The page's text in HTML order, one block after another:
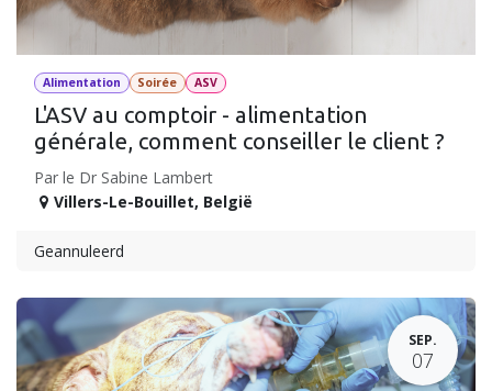
Alimentation Soirée ASV
L'ASV au comptoir - alimentation
générale, comment conseiller le client ?
Par le Dr Sabine Lambert
Villers-Le-Bouillet, België
Geannuleerd
SEP.
07